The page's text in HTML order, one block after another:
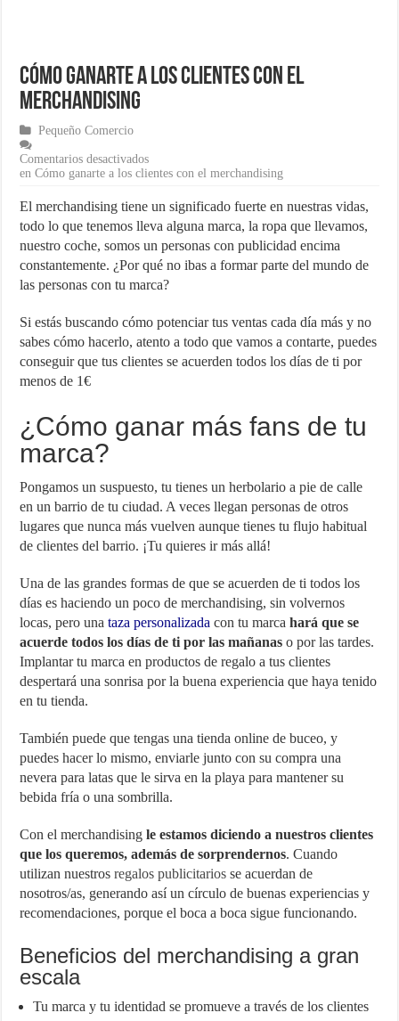
Material de Oficina que no puede faltar en tu negocio
Cómo ganarte a los clientes con el
merchandising
Pequeño Comercio
Comentarios desactivados
en Cómo ganarte a los clientes con el merchandising
El merchandising tiene un significado fuerte en nuestras vidas,
todo lo que tenemos lleva alguna marca, la ropa que llevamos,
nuestro coche, somos un personas con publicidad encima
constantemente. ¿Por qué no ibas a formar parte del mundo de
las personas con tu marca?
Si estás buscando cómo potenciar tus ventas cada día más y no
sabes cómo hacerlo, atento a todo que vamos a contarte, puedes
conseguir que tus clientes se acuerden todos los días de ti por
menos de 1€
¿Cómo ganar más fans de tu
marca?
Pongamos un suspuesto, tu tienes un herbolario a pie de calle
en un barrio de tu ciudad. A veces llegan personas de otros
lugares que nunca más vuelven aunque tienes tu flujo habitual
de clientes del barrio. ¡Tu quieres ir más allá!
Una de las grandes formas de que se acuerden de ti todos los
días es haciendo un poco de merchandising, sin volvernos
locas, pero unataza personalizada con tu marcahará que se
acuerde todos los días de ti por las mañanas o por las tardes.
Implantar tu marca en productos de regalo a tus clientes
despertará una sonrisa por la buena experiencia que haya tenido
en tu tienda.
También puede que tengas una tienda online de buceo, y
puedes hacer lo mismo, enviarle junto con su compra una
nevera para latas que le sirva en la playa para mantener su
bebida fría o una sombrilla.
Con el merchandising le estamos diciendo a nuestros clientes
que los queremos, además de sorprendernos. Cuando
utilizan nuestrosregalos publicitarios se acuerdan de
nosotros/as, generando así un círculo de buenas experiencias y
recomendaciones, porque el boca a boca sigue funcionando.
Beneficios del merchandising a gran
escala
Tu marca y tu identidad se promueve a través de los clientes